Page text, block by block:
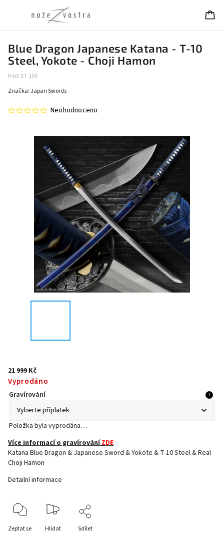
Blue Dragon Japanese Katana - T-10
Steel, Yokote - Choji Hamon
Kód: ST-100
Neohodnoceno
Značka:Japan Swords
21 999 Kč
Vyprodáno
Gravírování ?
Položka byla vyprodána…
Více informací o gravírováníZDE
Katana Blue Dragon & Japanese Sword & Yokote & T-10 Steel & Real
Choji Hamon
Detailní informace
Zeptat se Hlídat Sdílet